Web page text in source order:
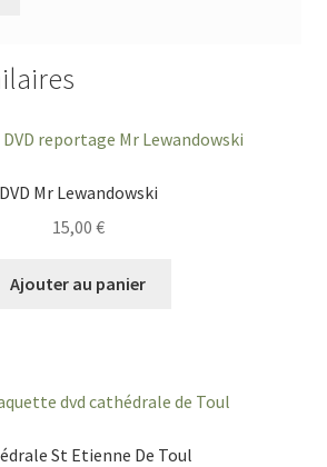
DVD Mr Lewandowski
15,00 €
Ajouter au panier
St Etienne De Toul